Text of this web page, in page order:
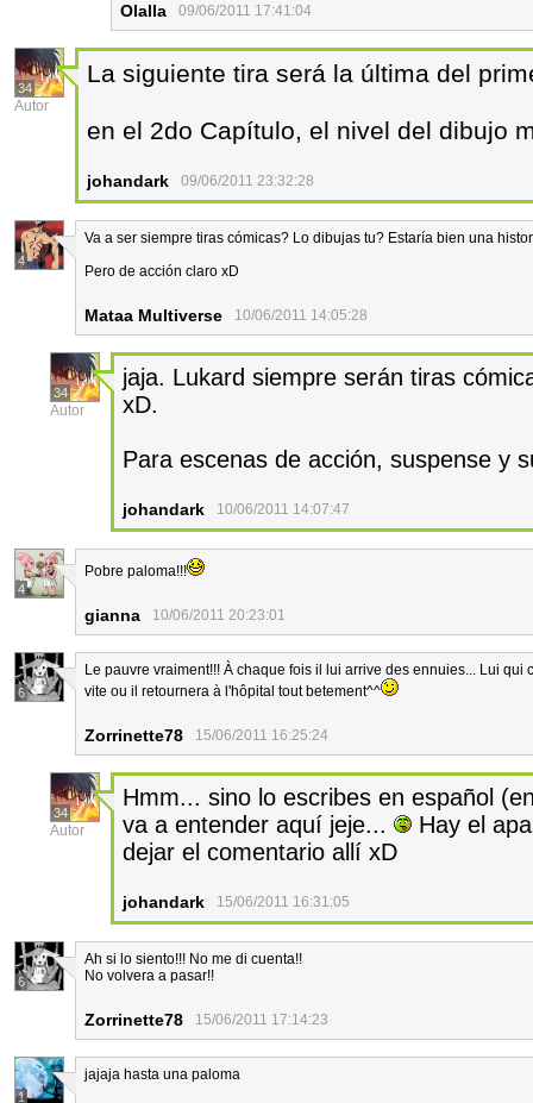
Olalla 09/06/2011 17:41:04
34
Autor
La siguiente tira será la última del
en el 2do Capítulo, el nivel del dibujo
johandark 09/06/2011 23:32:28
4
Va a ser siempre tiras cómicas? Lo dibujas tu? Estaría bien una
Pero de acción claro xD
Mataa Multiverse 10/06/2011 14:05:28
34
Autor
jaja. Lukard siempre serán tiras
xD.
Para escenas de acción, suspense y
johandark 10/06/2011 14:07:47
4
Pobre paloma!!!
gianna 10/06/2011 20:23:01
6
Le pauvre vraiment!!! À chaque fois il lui arrive des ennuies... Lui
vite ou il retournera à l'hôpital tout betement^^
Zorrinette78 15/06/2011 16:25:24
34
Autor
Hmm... sino lo escribes en español
va a entender aquí jeje...
Hay el
dejar el comentario allí xD
johandark 15/06/2011 16:31:05
6
Ah si lo siento!!! No me di cuenta!!
No volvera a pasar!!
Zorrinette78 15/06/2011 17:14:23
1
jajaja hasta una paloma